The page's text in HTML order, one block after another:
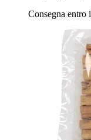
Consegna entro